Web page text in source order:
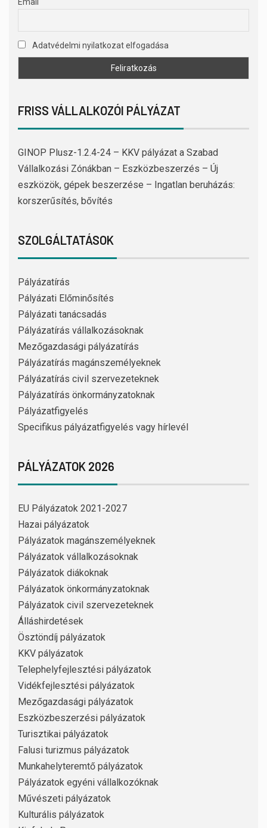
Email
Adatvédelmi nyilatkozat elfogadása
FRISS VÁLLALKOZÓI PÁLYÁZAT
GINOP Plusz-1.2.4-24 – KKV pályázat a Szabad
Vállalkozási Zónákban – Eszközbeszerzés – Új
eszközök, gépek beszerzése – Ingatlan beruházás:
korszerűsítés, bővítés
SZOLGÁLTATÁSOK
Pályázatírás
Pályázati Előminősítés
Pályázati tanácsadás
Pályázatírás vállalkozásoknak
Mezőgazdasági pályázatírás
Pályázatírás magánszemélyeknek
Pályázatírás civil szervezeteknek
Pályázatírás önkormányzatoknak
Pályázatfigyelés
Specifikus pályázatfigyelés vagy hírlevél
PÁLYÁZATOK 2026
EU Pályázatok 2021-2027
Hazai pályázatok
Pályázatok magánszemélyeknek
Pályázatok vállalkozásoknak
Pályázatok diákoknak
Pályázatok önkormányzatoknak
Pályázatok civil szervezeteknek
Álláshirdetések
Ösztöndíj pályázatok
KKV pályázatok
Telephelyfejlesztési pályázatok
Vidékfejlesztési pályázatok
Mezőgazdasági pályázatok
Eszközbeszerzési pályázatok
Turisztikai pályázatok
Falusi turizmus pályázatok
Munkahelyteremtő pályázatok
Pályázatok egyéni vállalkozóknak
Művészeti pályázatok
Kulturális pályázatok